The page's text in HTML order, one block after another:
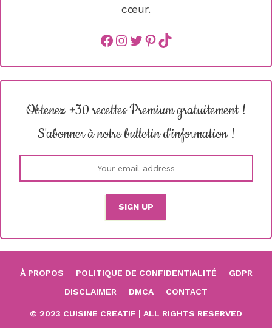
cœur.
Facebook
instagram
Twitter
Pinterest
TikTok
Obtenez +30 recettes Premium gratuitement !
S'abonner à notre bulletin d'information !
À PROPOS POLITIQUE DE CONFIDENTIALITÉ
GDPR
DISCLAIMER
DMCA CONTACT
© 2023 CUISINE CREATIF | ALL RIGHTS RESERVED